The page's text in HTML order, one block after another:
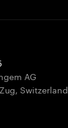
AG
, Switzerland